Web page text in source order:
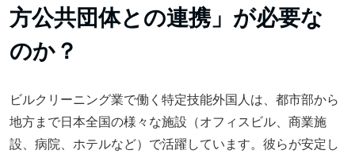
方公共団体との連携」が必要な
のか？
ビルクリーニング業で働く特定技能外国人は、都市部から
地方まで日本全国の様々な施設（オフィスビル、商業施
設、病院、ホテルなど）で活躍しています。彼らが安定し